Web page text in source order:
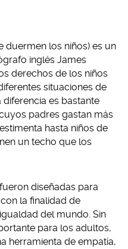
duermen los niños) es un
inglés James
derechos de los niños
situaciones de
es bastante
padres gastan más
hasta niños de
un techo que los
diseñadas para
la finalidad de
del mundo. Sin
para los adultos,
herramienta de empatía,